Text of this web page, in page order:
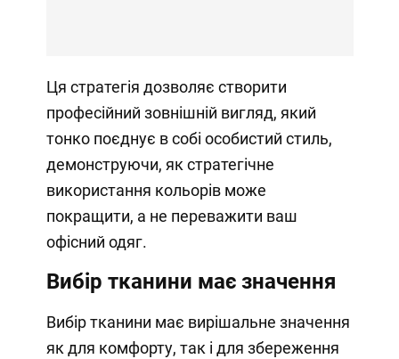
Ця стратегія дозволяє створити
професійний зовнішній вигляд, який
тонко поєднує в собі особистий стиль,
демонструючи, як стратегічне
використання кольорів може
покращити, а не переважити ваш
офісний одяг.
Вибір тканини має значення
Вибір тканини має вирішальне значення
як для комфорту, так і для збереження